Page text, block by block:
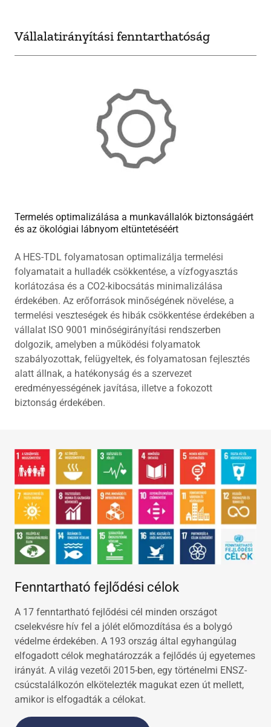
Vállalatirányítási fenntarthatóság
Termelés optimalizálása a munkavállalók biztonságáért
és az ökológiai lábnyom eltüntetéséért
A HES-TDL folyamatosan optimalizálja termelési
folyamatait a hulladék csökkentése, a vízfogyasztás
korlátozása és a CO2-kibocsátás minimalizálása
érdekében. Az erőforrások minőségének növelése, a
termelési veszteségek és hibák csökkentése érdekében a
vállalat ISO 9001 minőségirányítási rendszerben
dolgozik, amelyben a működési folyamatok
szabályozottak, felügyeltek, és folyamatosan fejlesztés
alatt állnak, a hatékonyság és a szervezet
eredményességének javítása, illetve a fokozott
biztonság érdekében.
Fenntartható fejlődési célok
A 17 fenntartható fejlődési cél minden országot
cselekvésre hív fel a jólét előmozdítása és a bolygó
védelme érdekében. A 193 ország által egyhangúlag
elfogadott célok meghatározzák a fejlődés új egyetemes
irányát. A világ vezetői 2015-ben, egy történelmi ENSZ-
csúcstalálkozón elkötelezték magukat ezen út mellett,
amikor is elfogadták a célokat.